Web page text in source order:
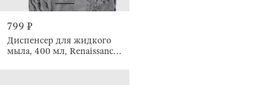
799 ₽
Диспенсер для жидкого
мыла, 400 мл, Renaissance